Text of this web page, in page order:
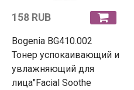
158 RUB
Bogenia BG410.002
Тонер успокаивающий и
увлажняющий для
лица"Facial Soothe